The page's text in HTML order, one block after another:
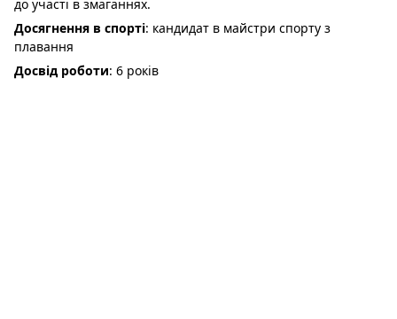
до участі в змаганнях.
Досягнення в спорті: кандидат в майстри спорту з
плавання
Досвід роботи: 6 років